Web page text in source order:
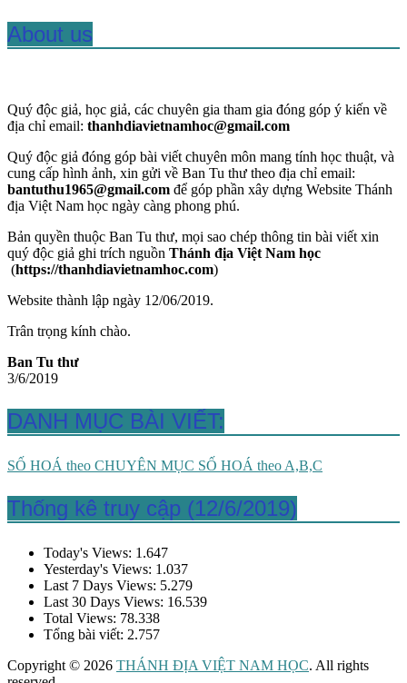
About us
Quý độc giả, học giả, các chuyên gia tham gia đóng góp ý kiến về
địa chỉ email: thanhdiavietnamhoc@gmail.com
Quý độc giả đóng góp bài viết chuyên môn mang tính học thuật, và
cung cấp hình ảnh, xin gửi về Ban Tu thư theo địa chỉ email:
bantuthu1965@gmail.com để góp phần xây dựng Website Thánh
địa Việt Nam học ngày càng phong phú.
Bản quyền thuộc Ban Tu thư, mọi sao chép thông tin bài viết xin
quý độc giả ghi trích nguồn Thánh địa Việt Nam học
(https://thanhdiavietnamhoc.com)
Website thành lập ngày 12/06/2019.
Trân trọng kính chào.
Ban Tu thư
3/6/2019
DANH MỤC BÀI VIẾT:
SỐ HOÁ theo CHUYÊN MỤC SỐ HOÁ theo A,B,C
Thống kê truy cập (12/6/2019)
Today's Views: 1.647
Yesterday's Views: 1.037
Last 7 Days Views: 5.279
Last 30 Days Views: 16.539
Total Views: 78.338
Tổng bài viết: 2.757
Copyright © 2026 THÁNH ĐỊA VIỆT NAM HỌC. All rights